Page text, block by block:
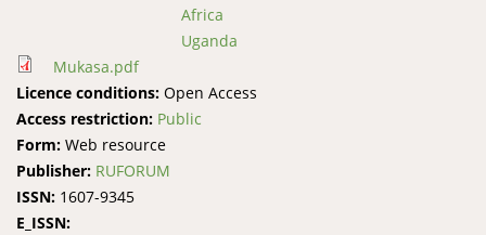
Africa
Uganda
Mukasa.pdf
Licence conditions: Open Access
Access restriction: Public
Form: Web resource
Publisher: RUFORUM
ISSN: 1607-9345
E_ISSN: